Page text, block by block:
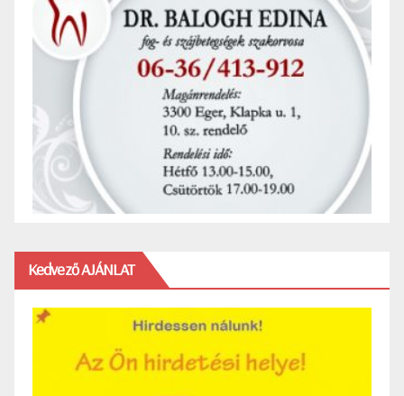
Kedvező AJÁNLAT